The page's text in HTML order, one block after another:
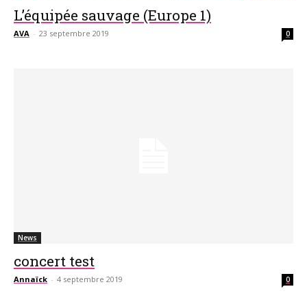
L’équipée sauvage (Europe 1)
AVA - 23 septembre 2019 0
News
concert test
Annaïck - 4 septembre 2019 0